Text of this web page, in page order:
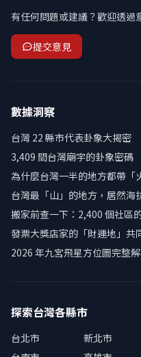
有任何問題或建議？歡迎透過
提交意見
數據洞察
台灣 22 縣市代表卦象大揭密
3,409 間台灣廟宇的卦象密碼
為什麼台灣一半的地方都帶「
台灣最「山」的地方，居然海
搬家前查一下：2,400 個社區
發票大獎店家的「財運地」共
2026 年九宮飛星方位圖完整
探索台灣各縣市
台北市 新北市